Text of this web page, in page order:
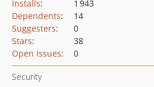
Installs:
1 943
Dependents:
14
Suggesters:
0
Stars:
38
Open Issues: 0
Security